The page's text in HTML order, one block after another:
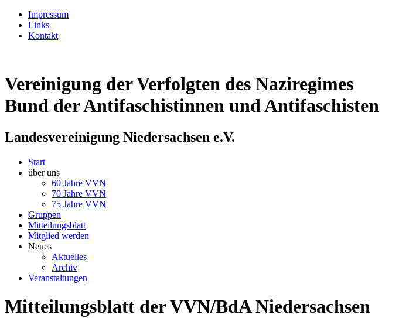
Impressum
Links
Kontakt
Vereinigung der Verfolgten des Naziregimes
Bund der Antifaschistinnen und Antifaschisten
Landesvereinigung Niedersachsen e.V.
Start
über uns
60 Jahre VVN
70 Jahre VVN
75 Jahre VVN
Gruppen
Mitteilungsblatt
Mitglied werden
Neues
Aktuelles
Archiv
Veranstaltungen
Mitteilungsblatt der VVN/BdA Niedersachsen